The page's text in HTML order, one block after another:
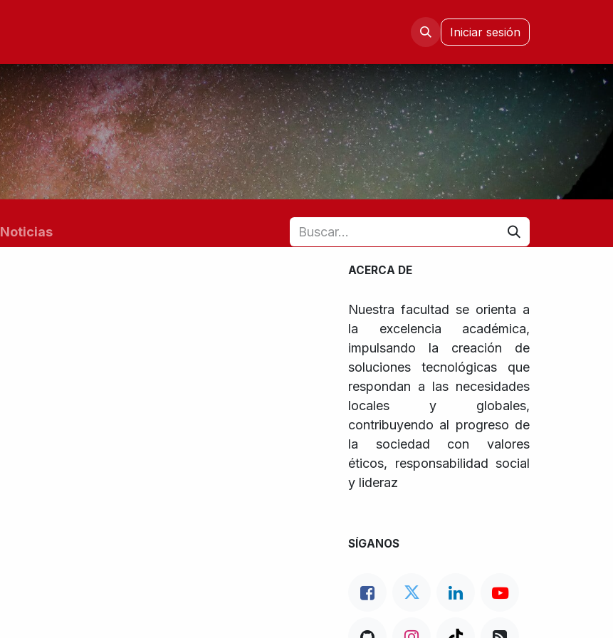
Congresos CISETDIniciar sesión
Noticias
ACERCA DE
Nuestra facultad se orienta a
la excelencia académica,
impulsando la creación de
soluciones tecnológicas que
respondan a las necesidades
locales y globales,
contribuyendo al progreso de
la sociedad con valores
éticos, responsabilidad social
y lideraz
SÍGANOS